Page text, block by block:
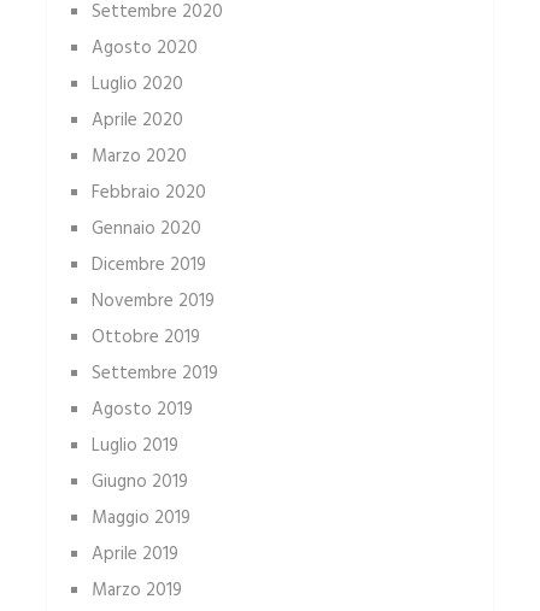
Settembre 2020
Agosto 2020
Luglio 2020
Aprile 2020
Marzo 2020
Febbraio 2020
Gennaio 2020
Dicembre 2019
Novembre 2019
Ottobre 2019
Settembre 2019
Agosto 2019
Luglio 2019
Giugno 2019
Maggio 2019
Aprile 2019
Marzo 2019